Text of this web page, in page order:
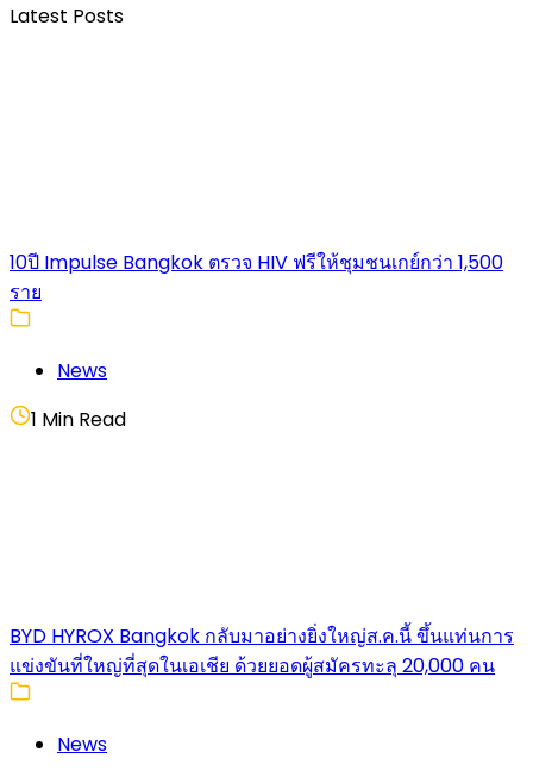
Latest Posts
10ปี Impulse Bangkok ตรวจ HIV ฟรีให้ชุมชนเกย์กว่า 1,500
ราย
News
1 Min Read
BYD HYROX Bangkok กลับมาอย่างยิ่งใหญ่ส.ค.นี้ ขึ้นแท่นการ
แข่งขันที่ใหญ่ที่สุดในเอเชีย ด้วยยอดผู้สมัครทะลุ 20,000 คน
News